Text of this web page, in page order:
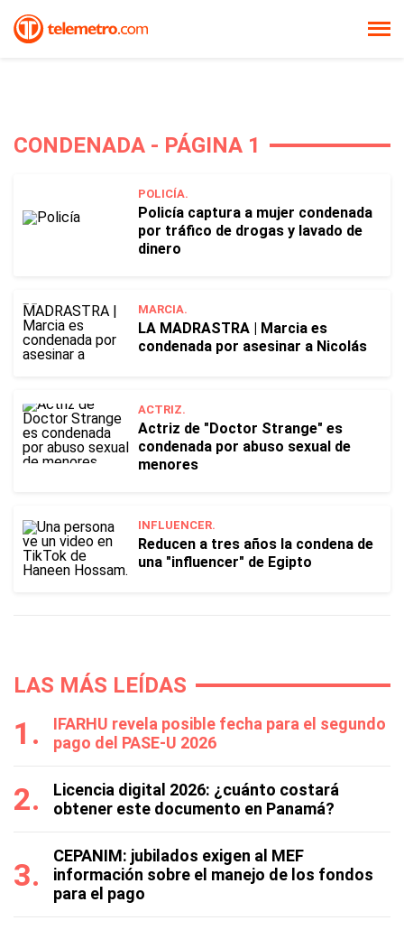
CONDENADA - PÁGINA 1
POLICÍA.
Policía captura a mujer condenada
por tráfico de drogas y lavado de
dinero
MARCIA.
LA MADRASTRA | Marcia es
condenada por asesinar a Nicolás
ACTRIZ.
Actriz de "Doctor Strange" es
condenada por abuso sexual de
menores
INFLUENCER.
Reducen a tres años la condena de
una "influencer" de Egipto
LAS MÁS LEÍDAS
IFARHU revela posible fecha para el segundo
pago del PASE-U 2026
Licencia digital 2026: ¿cuánto costará
obtener este documento en Panamá?
CEPANIM: jubilados exigen al MEF
información sobre el manejo de los fondos
para el pago